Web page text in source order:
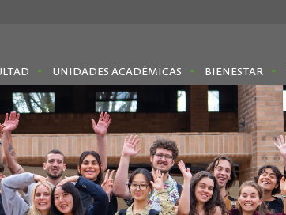
UNIDADES ACADÉMICAS BIENESTAR